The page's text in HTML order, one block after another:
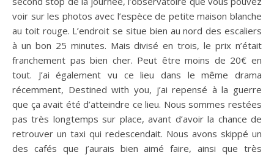
voir sur les photos avec l’espèce de petite maison blanche
au toit rouge. L’endroit se situe bien au nord des escaliers
à un bon 25 minutes. Mais divisé en trois, le prix n’était
franchement pas bien cher. Peut être moins de 20€ en
tout. J’ai également vu ce lieu dans le même drama
récemment, Destined with you, j’ai repensé à la guerre
que ça avait été d’atteindre ce lieu. Nous sommes restées
pas très longtemps sur place, avant d’avoir la chance de
retrouver un taxi qui redescendait. Nous avons skippé un
des cafés que j’aurais bien aimé faire, ainsi que très